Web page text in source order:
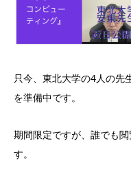
只今、東北大学の4人の先
を準備中です。
期間限定ですが、誰でも
す。